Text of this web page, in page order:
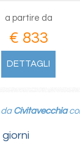
a partire da
€ 833
DETTAGLI
da Civitavecchia